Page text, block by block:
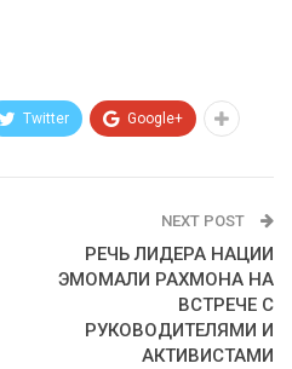
Twitter Google+
NEXT POST
РЕЧЬ ЛИДЕРА НАЦИИ
ЭМОМАЛИ РАХМОНА НА
ВСТРЕЧЕ С
РУКОВОДИТЕЛЯМИ И
АКТИВИСТАМИ